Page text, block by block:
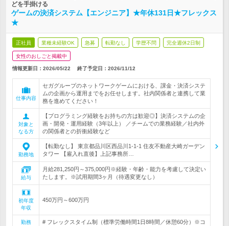
どを手掛ける
ゲームの決済システム【エンジニア】★年休131日★フレックス
★
正社員 業種未経験OK 急募 転勤なし 学歴不問 完全週休2日制
女性のおしごと掲載中
情報更新日：2026/05/22 終了予定日： 2026/11/12
仕事内容
セガグループのネットワークゲームにおける、課金・決済システ
ムの企画から運用までをお任せします。社内関係者と連携して業
務を進めてください！
対象と
なる方
【プログラミング経験をお持ちの方は歓迎◎】決済システムの企
画・開発・運用経験（3年以上） ／チームでの業務経験／社内外
の関係者との折衝経験など
勤務地
【転勤なし】 東京都品川区西品川1-1-1 住友不動産大崎ガーデン
タワー 【雇入れ直後】上記事務所…
給与
月給281,250円～375,000円※経験・年齢・能力を考慮して決定い
たします。※試用期間3ヶ月（待遇変更なし）
初年度
年収
450万円～600万円
勤務
# フレックスタイム制（標準労働時間1日8時間／休憩60分）※コ